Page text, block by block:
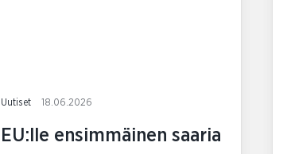
Uutiset 18.06.2026
EU:lle ensimmäinen saaria